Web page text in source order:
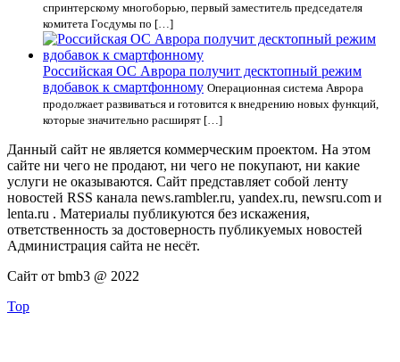
спринтерскому многоборью, первый заместитель председателя
комитета Госдумы по […]
Российская ОС Аврора получит десктопный режим
вдобавок к смартфонному Операционная система Аврора
продолжает развиваться и готовится к внедрению новых функций,
которые значительно расширят […]
Данный сайт не является коммерческим проектом. На этом
сайте ни чего не продают, ни чего не покупают, ни какие
услуги не оказываются. Сайт представляет собой ленту
новостей RSS канала news.rambler.ru, yandex.ru, newsru.com и
lenta.ru . Материалы публикуются без искажения,
ответственность за достоверность публикуемых новостей
Администрация сайта не несёт.
Сайт от bmb3 @ 2022
Top